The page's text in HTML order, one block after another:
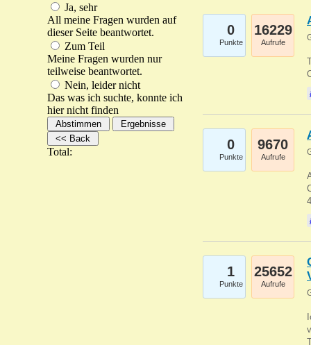
Ja, sehr
All meine Fragen wurden auf
dieser Seite beantwortet.
Zum Teil
Meine Fragen wurden nur
teilweise beantwortet.
Nein, leider nicht
Das was ich suchte, konnte ich
hier nicht finden
Total:
0
Punkte
16229
Aufrufe
0
Punkte
9670
Aufrufe
1
Punkte
25652
Aufrufe